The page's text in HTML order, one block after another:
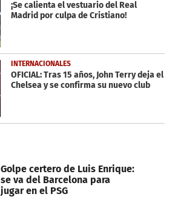
¡Se calienta el vestuario del Real
Madrid por culpa de Cristiano!
INTERNACIONALES
OFICIAL: Tras 15 años, John Terry deja el
Chelsea y se confirma su nuevo club
Golpe certero de Luis Enrique:
se va del Barcelona para
jugar en el PSG